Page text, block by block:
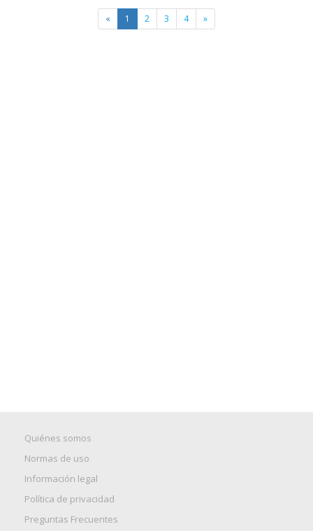
« 1 2 3 4 »
Quiénes somos
Normas de uso
Información legal
Política de privacidad
Preguntas Frecuentes